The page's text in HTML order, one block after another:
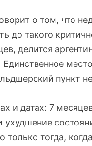
о том, что
до такого
делится
Единственное
пункт
и датах: 7
тогда,